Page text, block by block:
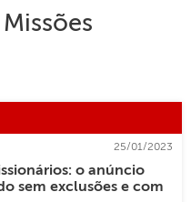
25/01/2023
o anúncio
sem exclusões e com